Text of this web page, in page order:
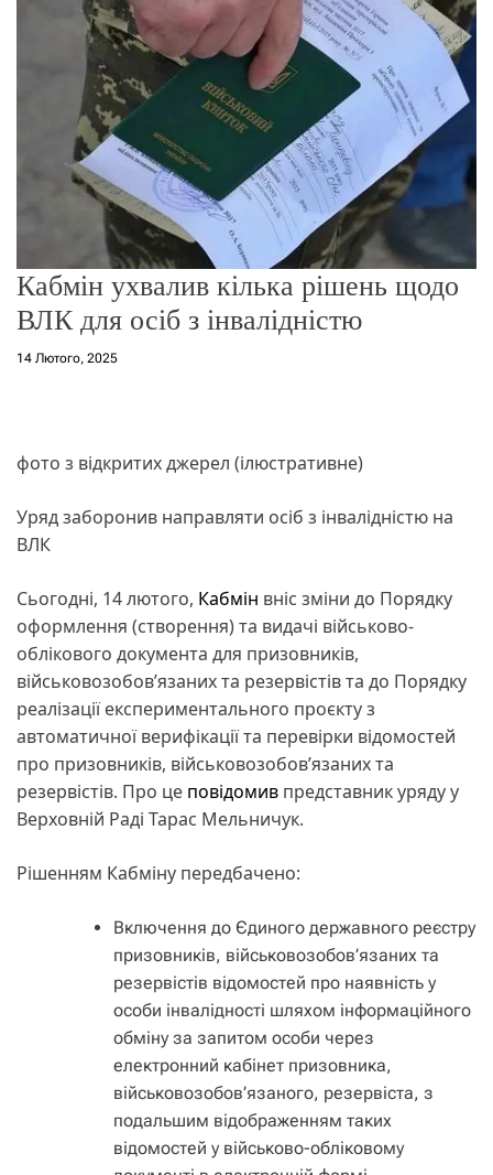
ж
и
м
у
Кабмін ухвалив кілька рішень щодо
ВЛК для осіб з інвалідністю
14 Лютого, 2025
фото з відкритих джерел (ілюстративне)
Уряд заборонив направляти осіб з інвалідністю на
ВЛК
Сьогодні, 14 лютого, Кабмін вніс зміни до Порядку
оформлення (створення) та видачі військово-
облікового документа для призовників,
військовозобов’язаних та резервістів та до Порядку
реалізації експериментального проєкту з
автоматичної верифікації та перевірки відомостей
про призовників, військовозобов’язаних та
резервістів. Про це повідомив представник уряду у
Верховній Раді Тарас Мельничук.
Рішенням Кабміну передбачено:
Включення до Єдиного державного реєстру
призовників, військовозобов’язаних та
резервістів відомостей про наявність у
особи інвалідності шляхом інформаційного
обміну за запитом особи через
електронний кабінет призовника,
військовозобов’язаного, резервіста, з
подальшим відображенням таких
відомостей у військово-обліковому